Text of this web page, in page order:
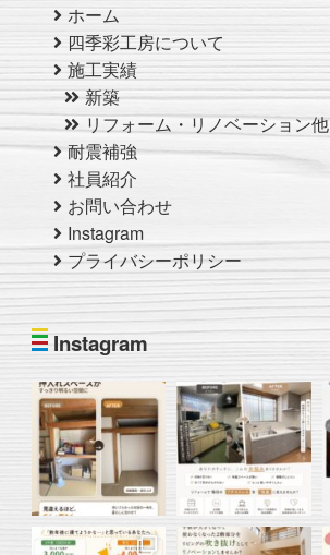
ホーム
四季彩工房について
施工実績
新築
リフォーム・リノベーション他
耐震補強
社員紹介
お問い合わせ
Instagram
プライバシーポリシー
Instagram